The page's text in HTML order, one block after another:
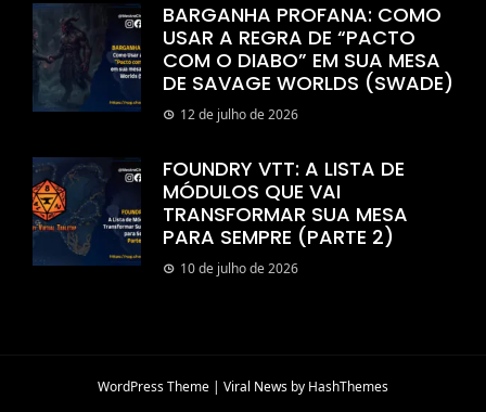
BARGANHA PROFANA: COMO
USAR A REGRA DE “PACTO
COM O DIABO” EM SUA MESA
DE SAVAGE WORLDS (SWADE)
12 de julho de 2026
FOUNDRY VTT: A LISTA DE
MÓDULOS QUE VAI
TRANSFORMAR SUA MESA
PARA SEMPRE (PARTE 2)
10 de julho de 2026
WordPress Theme | Viral News by HashThemes